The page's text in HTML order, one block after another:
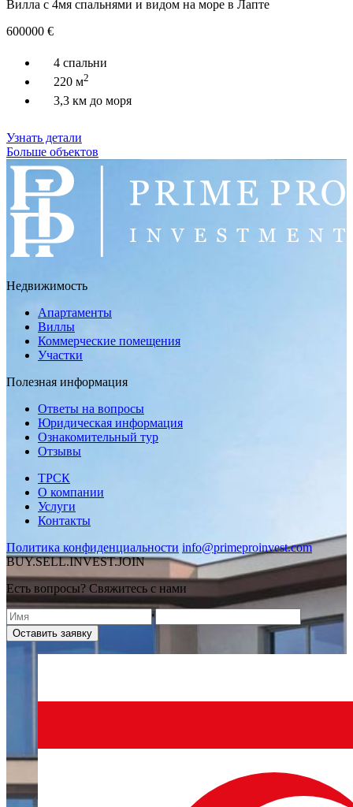
Вилла с 4мя спальнями и видом на море в Лапте
600000 €
4 спальни
220 м2
3,3 км до моря
Узнать детали
Больше объектов
Недвижимость
Апартаменты
Виллы
Коммерческие помещения
Участки
Полезная информация
Ответы на вопросы
Юридическая информация
Ознакомительный тур
Отзывы
ТРСК
О компании
Услуги
Контакты
Политика конфиденциальности info@primeproinvest.com
BUY.SELL.INVEST.JOIN
Есть вопросы? Свяжитесь с нами